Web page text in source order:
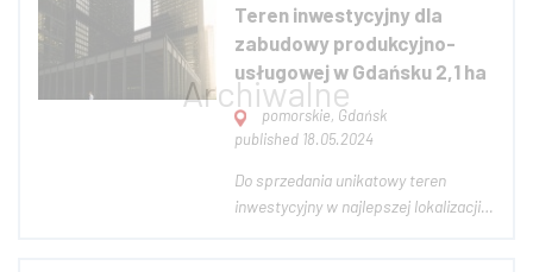
Teren inwestycyjny dla
zabudowy produkcyjno-
usługowej w Gdańsku 2,1 ha
pomorskie, Gdańsk
published 18.05.2024
Do sprzedania unikatowy teren
inwestycyjny w najlepszej lokalizacji